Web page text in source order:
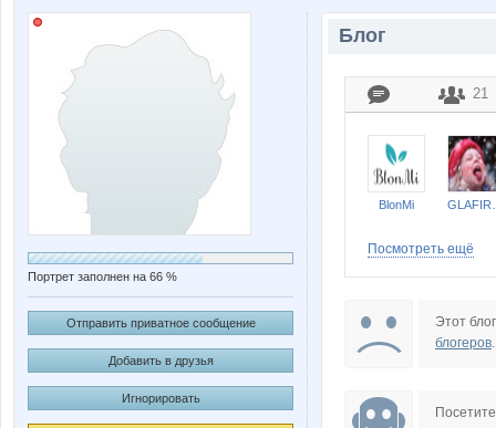
Портрет заполнен на 66 %
Отправить приватное сообщение
Добавить в друзья
Игнорировать
Блог
21
BlonMi
stasy1981
Посмотреть ещё
Этот
блогеров.